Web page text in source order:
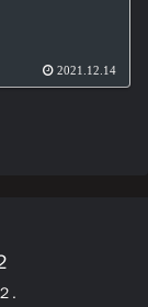
2021.12.14
.